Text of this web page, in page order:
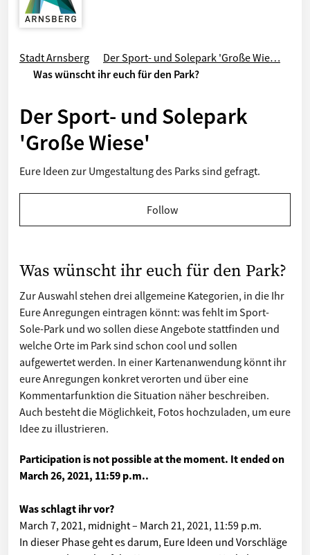
Stadt Arnsberg
Der Sport- und Solepark 'Große Wie…
Was wünscht ihr euch für den Park?
Der Sport- und Solepark
'Große Wiese'
Eure Ideen zur Umgestaltung des Parks sind gefragt.
Follow
Was wünscht ihr euch für den Park?
Zur Auswahl stehen drei allgemeine Kategorien, in die Ihr
Eure Anregungen eintragen könnt: was fehlt im Sport-
Sole-Park und wo sollen diese Angebote stattfinden und
welche Orte im Park sind schon cool und sollen
aufgewertet werden. In einer Kartenanwendung könnt ihr
eure Anregungen konkret verorten und über eine
Kommentarfunktion die Situation näher beschreiben.
Auch besteht die Möglichkeit, Fotos hochzuladen, um eure
Idee zu illustrieren.
Participation is not possible at the moment. It ended on
March 26, 2021, 11:59 p.m..
Was schlagt ihr vor?
March 7, 2021, midnight– March 21, 2021, 11:59 p.m.
In dieser Phase geht es darum, Eure Ideen und Vorschläge